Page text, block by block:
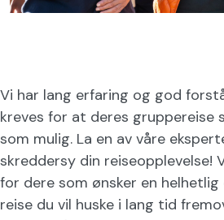
Vi har lang erfaring og god
kreves for at deres gruppereise
som mulig. La en av våre
skreddersy din reiseopplevelse!
for dere som ønsker en
reise du vil huske i lang tid